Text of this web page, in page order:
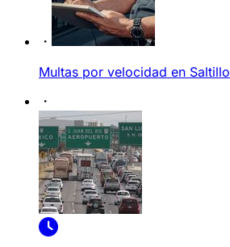
Multas por velocidad en Saltillo